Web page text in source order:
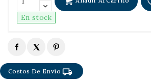
En stock
Costos De Envíolocal_shipping